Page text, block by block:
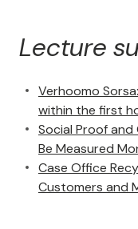
Lecture
Verhoomo
within the first
Social Proof and
Be Measured
Case Office
Customers and